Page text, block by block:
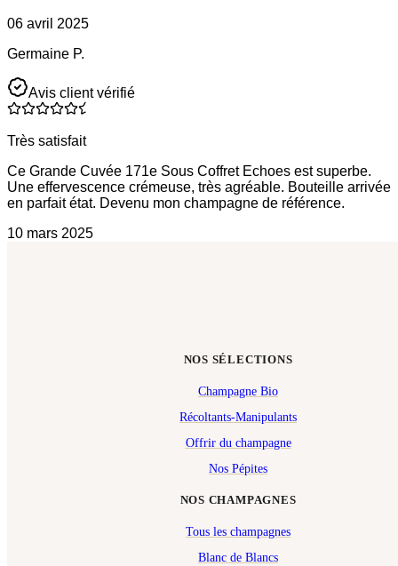
06 avril 2025
Germaine P.
Avis client vérifié
Très satisfait
Ce Grande Cuvée 171e Sous Coffret Echoes est superbe.
Une effervescence crémeuse, très agréable. Bouteille arrivée
en parfait état. Devenu mon champagne de référence.
10 mars 2025
NOS CHAMPAGNES
Tous les champagnes
Blanc de Blancs
NOS SÉLECTIONS
Champagne Bio
Récoltants-Manipulants
Offrir du champagne
Nos Pépites